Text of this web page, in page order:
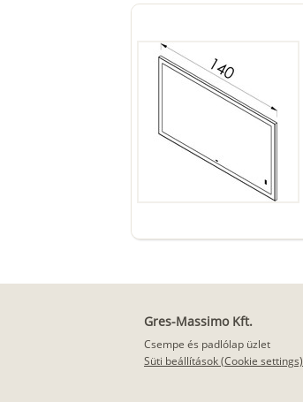
Gres-Massimo Kft.
Csempe és padlólap üzlet
Süti beállítások (Cookie settings)